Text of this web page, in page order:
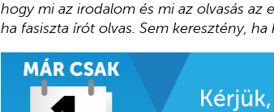
hogy mi az irodalom és mi az olvasás az
ha fasiszta írót olvas. Sem keresztény, ha